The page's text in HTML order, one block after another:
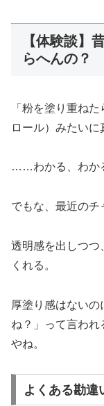
【体験談】
らへんの？
「粉を塗り重ね
ロール）みたいに
……わかる、わか
でもな、最近のチ
透明感を出しつつ
くれる。
厚塗り感はない
ね？」って言われ
やね。
よくある勘違